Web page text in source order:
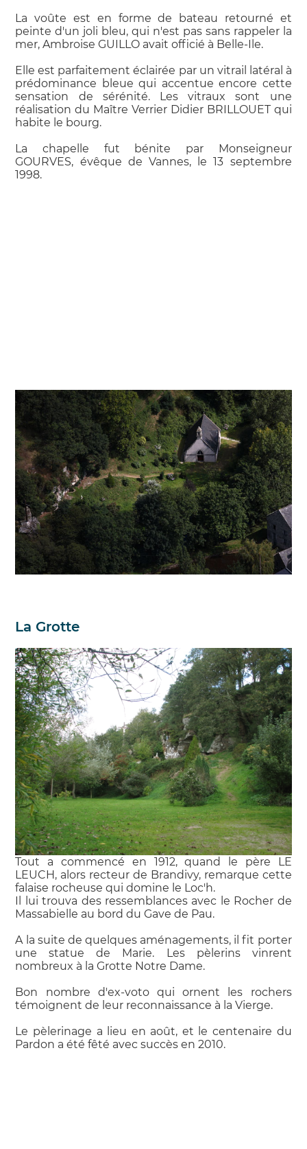
La voûte est en forme de bateau retourné et
peinte d'un joli bleu, qui n'est pas sans rappeler la
mer, Ambroise GUILLO avait officié à Belle-Ile.
Elle est parfaitement éclairée par un vitrail latéral à
prédominance bleue qui accentue encore cette
sensation de sérénité. Les vitraux sont une
réalisation du Maître Verrier Didier BRILLOUET qui
habite le bourg.
La chapelle fut bénite par Monseigneur
GOURVES, évêque de Vannes, le 13 septembre
1998.
La Grotte
Tout a commencé en 1912, quand le père LE
LEUCH, alors recteur de Brandivy, remarque cette
falaise rocheuse qui domine le Loc'h.
Il lui trouva des ressemblances avec le Rocher de
Massabielle au bord du Gave de Pau.
A la suite de quelques aménagements, il fit porter
une statue de Marie. Les pèlerins vinrent
nombreux à la Grotte Notre Dame.
Bon nombre d'ex-voto qui ornent les rochers
témoignent de leur reconnaissance à la Vierge.
Le pèlerinage a lieu en août, et le centenaire du
Pardon a été fêté avec succès en 2010.